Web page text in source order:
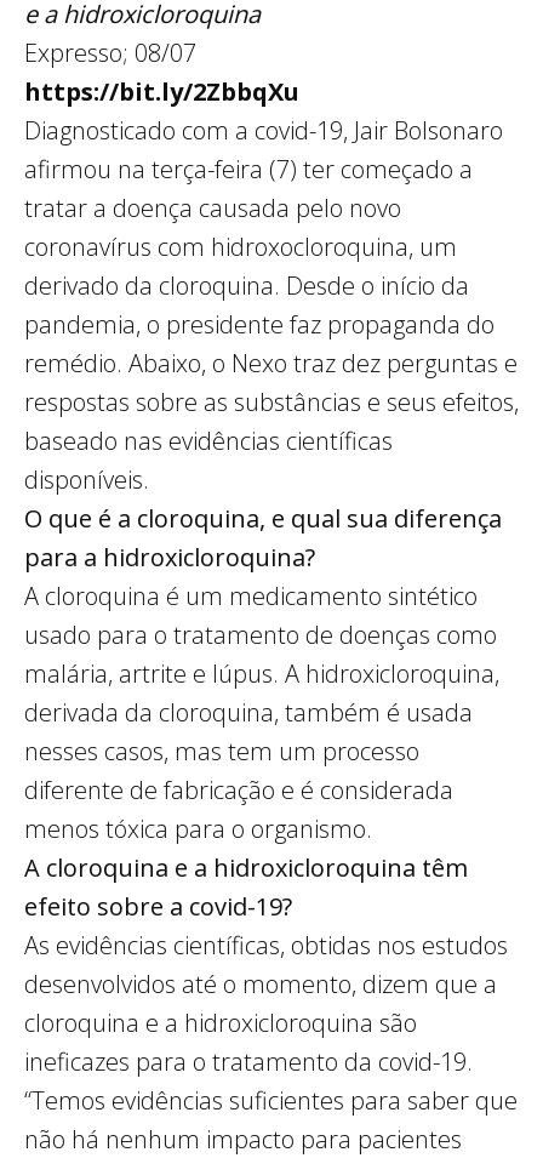
e a hidroxicloroquina
Expresso; 08/07
https://bit.ly/2ZbbqXu
Diagnosticado com a covid-19, Jair Bolsonaro
afirmou na terça-feira (7) ter começado a
tratar a doença causada pelo novo
coronavírus com hidroxocloroquina, um
derivado da cloroquina. Desde o início da
pandemia, o presidente faz propaganda do
remédio. Abaixo, o Nexo traz dez perguntas e
respostas sobre as substâncias e seus efeitos,
baseado nas evidências científicas
disponíveis.
O que é a cloroquina, e qual sua diferença
para a hidroxicloroquina?
A cloroquina é um medicamento sintético
usado para o tratamento de doenças como
malária, artrite e lúpus. A hidroxicloroquina,
derivada da cloroquina, também é usada
nesses casos, mas tem um processo
diferente de fabricação e é considerada
menos tóxica para o organismo.
A cloroquina e a hidroxicloroquina têm
efeito sobre a covid-19?
As evidências científicas, obtidas nos estudos
desenvolvidos até o momento, dizem que a
cloroquina e a hidroxicloroquina são
ineficazes para o tratamento da covid-19.
“Temos evidências suficientes para saber que
não há nenhum impacto para pacientes